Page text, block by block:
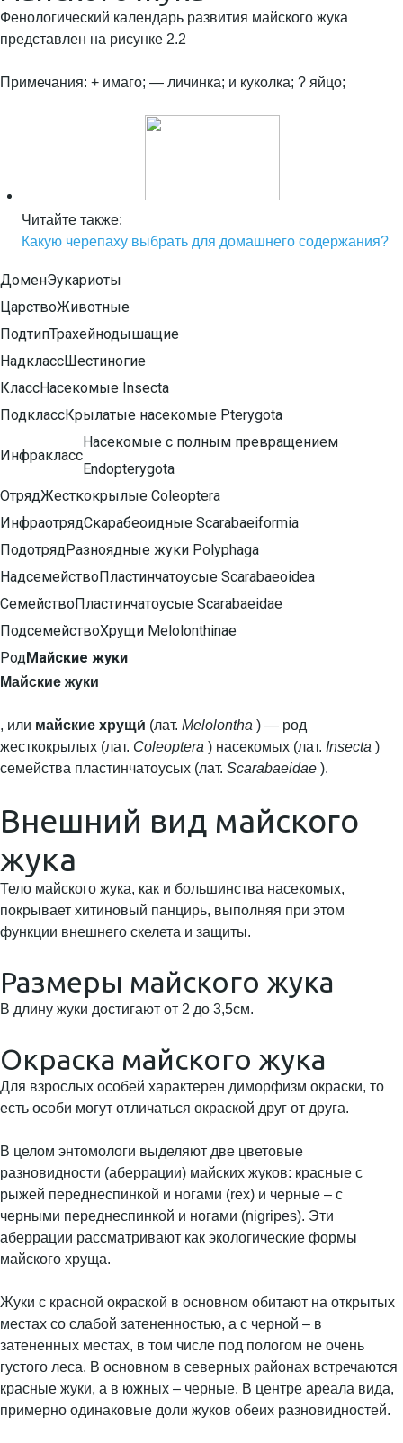
Фенологический календарь развития майского жука
представлен на рисунке 2.2
Примечания: + имаго; — личинка; и куколка; ? яйцо;
Читайте также:
Какую черепаху выбрать для домашнего содержания?
ДоменЭукариоты
ЦарствоЖивотные
ПодтипТрахейнодышащие
НадклассШестиногие
КлассНасекомые Insecta
ПодклассКрылатые насекомые Pterygota
Инфракласс
Насекомые с полным превращением
Endopterygota
ОтрядЖесткокрылые Coleoptera
ИнфраотрядСкарабеоидные Scarabaeiformia
ПодотрядРазноядные жуки Polyphaga
НадсемействоПластинчатоусые Scarabaeoidea
СемействоПластинчатоусые Scarabaeidae
ПодсемействоХрущи Melolonthinae
РодМайские жуки
Майские жуки
, или майские хрущи́ (лат. Melolontha ) — род
жесткокрылых (лат. Coleoptera ) насекомых (лат. Insecta )
семейства пластинчатоусых (лат. Scarabaeidae ).
Внешний вид майского
жука
Тело майского жука, как и большинства насекомых,
покрывает хитиновый панцирь, выполняя при этом
функции внешнего скелета и защиты.
Размеры майского жука
В длину жуки достигают от 2 до 3,5см.
Окраска майского жука
Для взрослых особей характерен диморфизм окраски, то
есть особи могут отличаться окраской друг от друга.
В целом энтомологи выделяют две цветовые
разновидности (аберрации) майских жуков: красные с
рыжей переднеспинкой и ногами (rex) и черные – с
черными переднеспинкой и ногами (nigripes). Эти
аберрации рассматривают как экологические формы
майского хруща.
Жуки с красной окраской в основном обитают на открытых
местах со слабой затененностью, а с черной – в
затененных местах, в том числе под пологом не очень
густого леса. В основном в северных районах встречаются
красные жуки, а в южных – черные. В центре ареала вида,
примерно одинаковые доли жуков обеих разновидностей.